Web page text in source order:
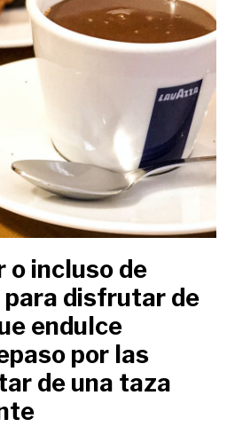
o incluso de
para disfrutar de
endulce
por las
de una taza